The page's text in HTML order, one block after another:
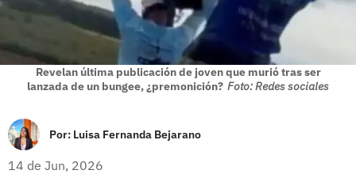
Revelan última publicación de joven que murió tras ser
lanzada de un bungee, ¿premonición? Foto: Redes sociales
Por: Luisa Fernanda Bejarano
14 de Jun, 2026